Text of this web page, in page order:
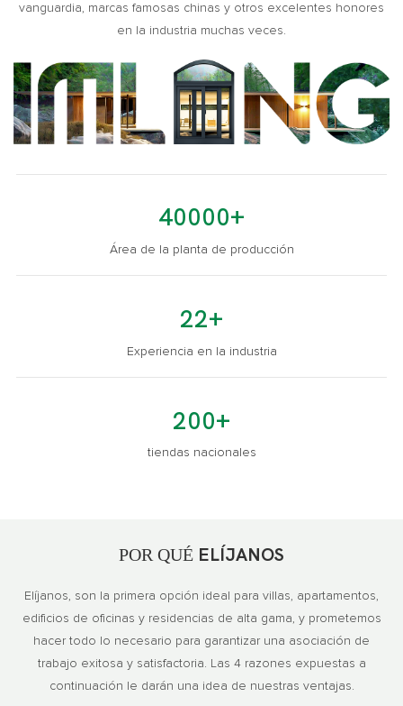
vanguardia, marcas famosas chinas y otros excelentes honores
en la industria muchas veces.
40000+
Área de la planta de producción
22+
Experiencia en la industria
200+
tiendas nacionales
POR QUÉ ELÍJANOS
Elíjanos, son la primera opción ideal para villas, apartamentos,
edificios de oficinas y residencias de alta gama, y ​​prometemos
hacer todo lo necesario para garantizar una asociación de
trabajo exitosa y satisfactoria. Las 4 razones expuestas a
continuación le darán una idea de nuestras ventajas.